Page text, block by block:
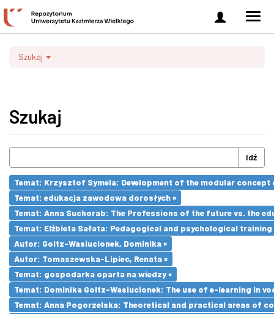
Zaloguj
się
Szukaj
Szukaj
Idź
Temat: Krzysztof Symela: Development of the modular concept
Temat: edukacja zawodowa dorosłych ×
Temat: Anna Suchorab: The Professions of the future vs. the
Temat: Elżbieta Sałata: Pedagogical and psychological
Autor: Goltz-Wasiucionek, Dominika ×
Autor: Tomaszewska-Lipiec, Renata ×
Temat: gospodarka oparta na wiedzy ×
Temat: Dominika Goltz-Wasiucionek: The use of e-learning in
Temat: Anna Pogorzelska: Theoretical and practical areas of